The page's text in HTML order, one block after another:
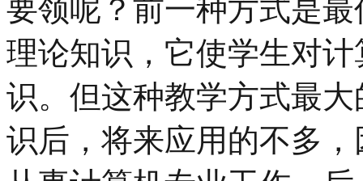
要领呢？前一种方式是
理论知识，它使学生对
识。但这种教学方式最
识后，将来应用的不多